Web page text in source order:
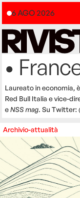
6 AGO 2026
•
Laureato in economia,
Red Bull Italia e vice-
eNSS mag. Su Twitter:
Archivio-attualità